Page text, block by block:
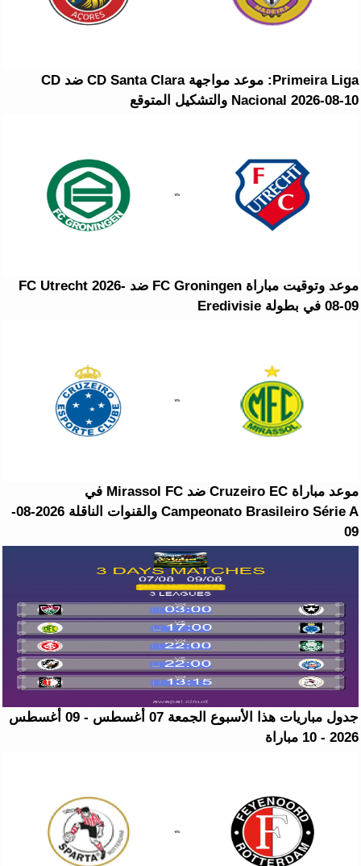
Primeira Liga: موعد مواجهة CD Santa Clara ضد CD
Nacional 2026-08-10 والتشكيل المتوقع
موعد وتوقيت مباراة FC Groningen ضد FC Utrecht 2026-
08-09 في بطولة Eredivisie
موعد مباراة Cruzeiro EC ضد Mirassol FC في
Campeonato Brasileiro Série A والقنوات الناقلة 2026-08-
09
جدول مباريات هذا الأسبوع الجمعة 07 أغسطس - 09 أغسطس
2026 - 10 مباراة